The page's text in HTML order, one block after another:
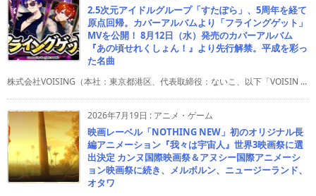
2.5次元アイドルグループ「すたぽら」、5周年を経て
原点回帰。カバーアルバムより「フライングゲット」
MVを公開！ 8月12日（水）発売のカバーアルバム
『あの頃せれくしょん！』より先行解禁。平成を彩っ
た名曲
株式会社VOISING（本社：東京都港区、代表取締役：ないこ、以下「VOISIN ...
2026年7月19日 : アニメ・ゲーム
映画レーベル「NOTHING NEW」初のオリジナル長
編アニメーション『我々は宇宙人』世界3映画祭に選
出決定 カンヌ国際映画祭＆アヌシー国際アニメーシ
ョン映画祭に続き、メルボルン、ニュージーランド、
オタワ